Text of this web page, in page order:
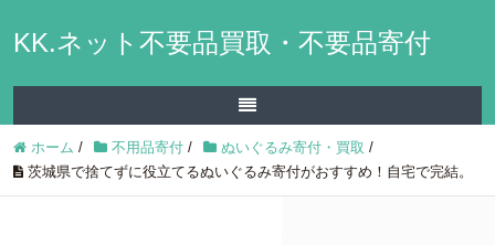
KK.ネット不要品買取・不要品寄付
ホーム / 不用品寄付 / ぬいぐるみ寄付・買取 /
茨城県で捨てずに役立てるぬいぐるみ寄付がおすすめ！自宅で完結。